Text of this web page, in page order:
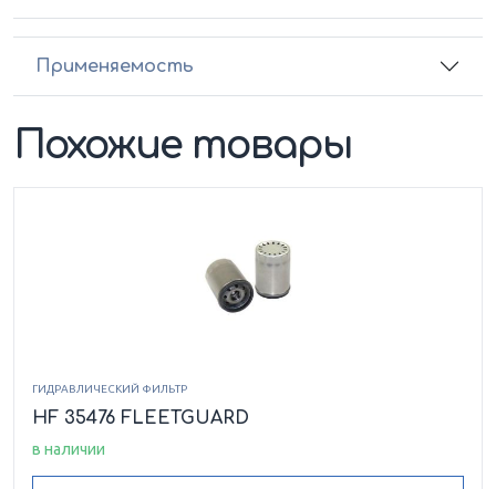
Применяемость
Похожие товары
ГИДРАВЛИЧЕСКИЙ ФИЛЬТР
HF 35476 FLEETGUARD
в наличии